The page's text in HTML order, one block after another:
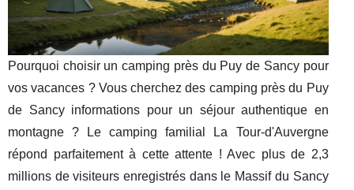
Pourquoi choisir un camping près du Puy de Sancy pour
vos vacances ? Vous cherchez des camping près du Puy
de Sancy informations pour un séjour authentique en
montagne ? Le camping familial La Tour-d'Auvergne
répond parfaitement à cette attente ! Avec plus de 2,3
millions de visiteurs enregistrés dans le Massif du Sancy